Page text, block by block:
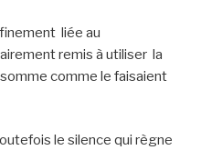
liée au
remis à utiliser la
comme le faisaient
le silence qui règne